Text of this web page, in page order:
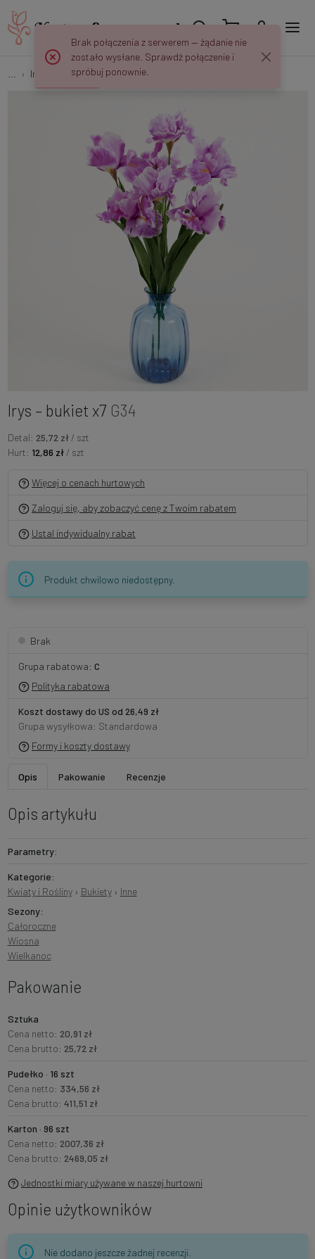
Inne Irys – bukiet x7 G34
Irys – bukiet x7 G34
Detal: 25,72 zł / szt
Hurt: 12,86 zł / szt
Więcej o cenach hurtowych
Zaloguj się, aby zobaczyć cenę z Twoim rabatem
Ustal indywidualny rabat
Produkt chwilowo niedostępny.
Brak
Grupa rabatowa: C
Polityka rabatowa
Koszt dostawy do US od 26,49 zł
Grupa wysyłkowa: Standardowa
Formy i koszty dostawy
Opis Pakowanie Recenzje
Opis artykułu
Parametry:
Kategorie:
Kwiaty i Rośliny› Bukiety› Inne
Sezony:
Całoroczne
Wiosna
Wielkanoc
Pakowanie
Sztuka
Cena netto: 20,91 zł
Cena brutto: 25,72 zł
Pudełko · 16 szt
Cena netto: 334,56 zł
Cena brutto: 411,51 zł
Karton · 96 szt
Cena netto: 2007,36 zł
Cena brutto: 2469,05 zł
Jednostki miary używane w naszej hurtowni
Opinie użytkowników
Nie dodano jeszcze żadnej recenzji.
Brak połączenia z serwerem — żądanie nie
zostało wysłane. Sprawdź połączenie i
spróbuj ponownie.